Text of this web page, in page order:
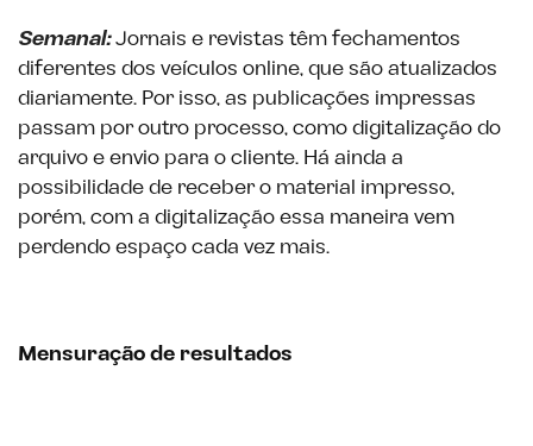
Semanal:Jornais e revistas têm fechamentos
diferentes dos veículos online, que são atualizados
diariamente. Por isso, as publicações impressas
passam por outro processo, como digitalização do
arquivo e envio para o cliente. Há ainda a
possibilidade de receber o material impresso,
porém, com a digitalização essa maneira vem
perdendo espaço cada vez mais.
Mensuração de resultados